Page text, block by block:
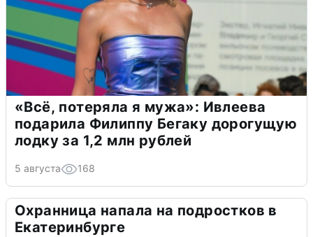
«Всё, потеряла я мужа»: Ивлеева
подарила Филиппу Бегаку дорогущую
лодку за 1,2 млн рублей
5 августа 168
Охранница напала на подростков в
Екатеринбурге